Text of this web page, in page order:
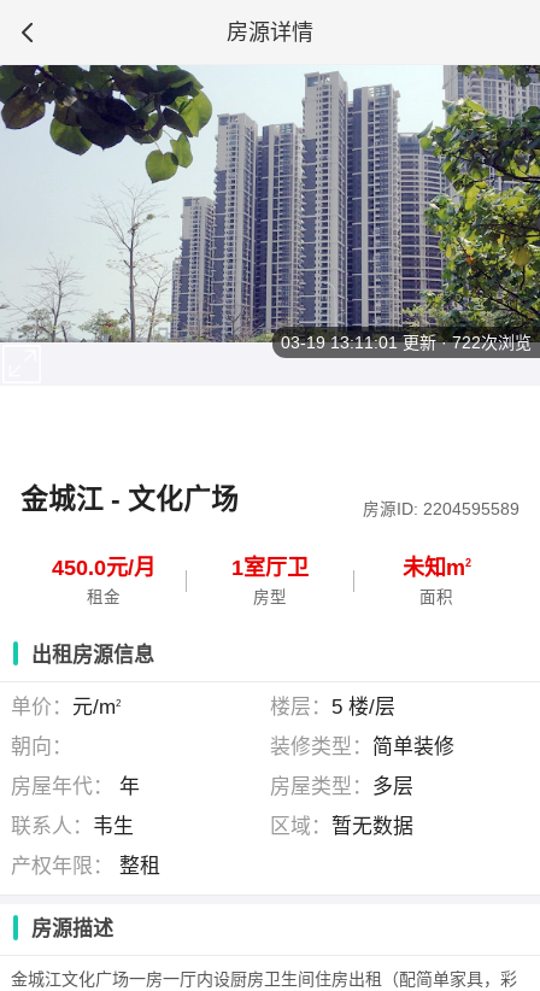
房源详情
金城江 - 文化广场 房源ID: 2204595589
450.0元/月
租金
1室厅卫
房型
未知m2
面积
03-19 13:11:01更新 · 722次浏览
出租房源信息
单价： 元/m2 楼层： 5 楼/层
朝向：
装修类型： 简单装修
房屋年代：
年 房屋类型： 多层
联系人： 韦生 区域： 暂无数据
产权年限：
整租
房源描述
金城江文化广场一房一厅内设厨房卫生间住房出租（配简单家具，彩